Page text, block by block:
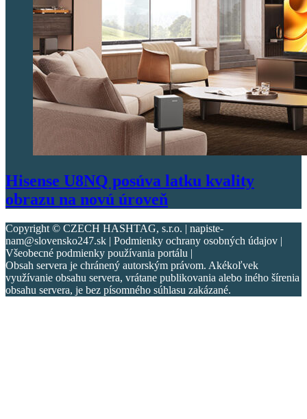
Hisense U8NQ posúva latku kvality
obrazu na novú úroveň
Copyright © CZECH HASHTAG, s.r.o. | napiste-
nam@slovensko247.sk | Podmienky ochrany osobných údajov |
Všeobecné podmienky používania portálu |
Obsah servera je chránený autorským právom. Akékoľvek
využívanie obsahu servera, vrátane publikovania alebo iného šírenia
obsahu servera, je bez písomného súhlasu zakázané.